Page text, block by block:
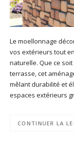
Le moellonnage
vos extérieurs tout
naturelle. Que ce
terrasse, cet
mêlant durabilité et
espaces extérieurs
CONTINUER LA